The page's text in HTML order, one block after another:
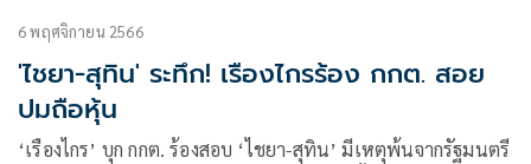
6 พฤศจิกายน 2566
'ไชยา-สุทิน' ระทึก! เรืองไกรร้อง กกต. สอย
ปมถือหุ้น
‘เรืองไกร’ บุก กกต. ร้องสอบ ‘ไชยา-สุทิน’ มีเหตุพ้นจากรัฐมนตรี